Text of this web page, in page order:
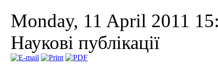
Monday, 11 April 2011
Наукові публікації